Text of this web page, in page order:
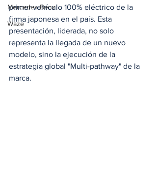
Mercedes Benz
Waze
primer vehículo 100% eléctrico de la
firma japonesa en el país. Esta
presentación, liderada, no solo
representa la llegada de un nuevo
modelo, sino la ejecución de la
estrategia global "Multi-pathway" de la
marca.